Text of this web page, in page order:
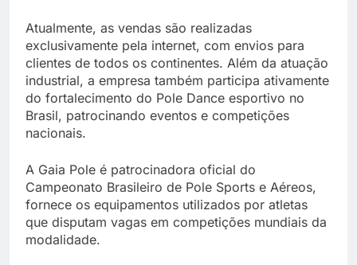
Atualmente, as vendas são realizadas
exclusivamente pela internet, com envios para
clientes de todos os continentes. Além da atuação
industrial, a empresa também participa ativamente
do fortalecimento do Pole Dance esportivo no
Brasil, patrocinando eventos e competições
nacionais.
A Gaia Pole é patrocinadora oficial do
Campeonato Brasileiro de Pole Sports e Aéreos,
fornece os equipamentos utilizados por atletas
que disputam vagas em competições mundiais da
modalidade.